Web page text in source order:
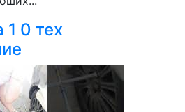
1 0 тех